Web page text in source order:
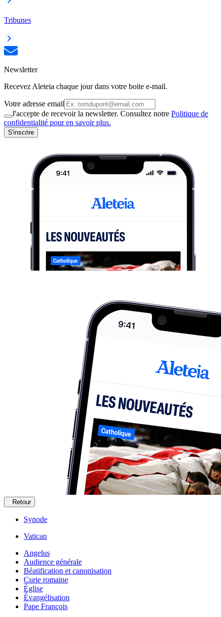
Tribunes
Newsletter
Recevez Aleteia chaque jour dans votre boite e-mail.
Votre adresse email
J'accepte de recevoir la newsletter. Consultez notre Politique de
confidentialité pour en savoir plus.
S'inscrire
Retour
Synode
Vatican
Angelus
Audience générale
Béatification et canonisation
Curie romaine
Église
Évangélisation
Pape François